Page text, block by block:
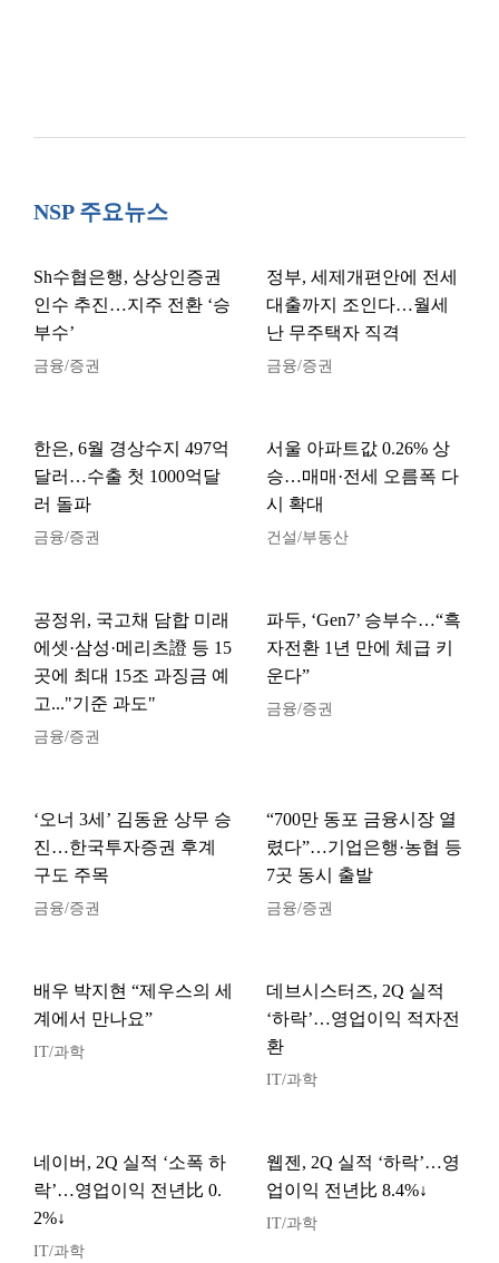
NSP 주요뉴스
Sh수협은행, 상상인증권
인수 추진…지주 전환 ‘승
부수’
금융/증권
정부, 세제개편안에 전세
대출까지 조인다…월세
난 무주택자 직격
금융/증권
한은, 6월 경상수지 497억
달러…수출 첫 1000억달
러 돌파
금융/증권
서울 아파트값 0.26% 상
승…매매·전세 오름폭 다
시 확대
건설/부동산
공정위, 국고채 담합 미래
에셋·삼성·메리츠證 등 15
곳에 최대 15조 과징금 예
고..."기준 과도"
금융/증권
파두, ‘Gen7’ 승부수…“흑
자전환 1년 만에 체급 키
운다”
금융/증권
‘오너 3세’ 김동윤 상무 승
진…한국투자증권 후계
구도 주목
금융/증권
“700만 동포 금융시장 열
렸다”…기업은행·농협 등
7곳 동시 출발
금융/증권
배우 박지현 “제우스의 세
계에서 만나요”
IT/과학
데브시스터즈, 2Q 실적
‘하락’…영업이익 적자전
환
IT/과학
네이버, 2Q 실적 ‘소폭 하
락’…영업이익 전년比 0.
2%↓
IT/과학
웹젠, 2Q 실적 ‘하락’…영
업이익 전년比 8.4%↓
IT/과학